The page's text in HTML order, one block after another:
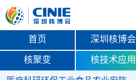
首页 深圳核博会
核聚变 核技术应用